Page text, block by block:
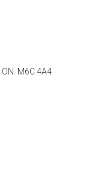
ON. M6C 4A4